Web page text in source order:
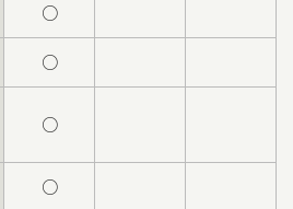
○
○
○
○